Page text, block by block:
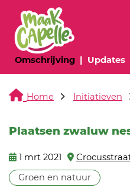
Omschrijving(huidige
Updates
Home Initiatieven
Plaatsen zwaluw
1 mrt 2021
Groen en natuur